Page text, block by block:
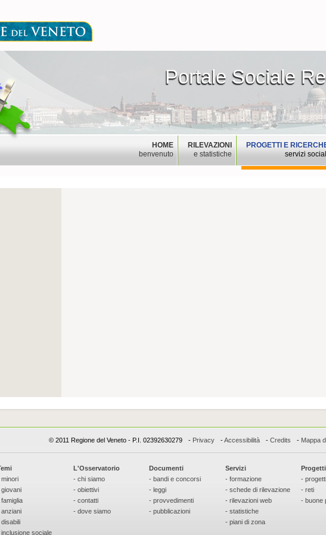
Portale Sociale
Portale Sociale
PROGETTI E
servizi
RILEVAZIONI
e statistiche
HOME
benvenuto
© 2011 Regione del Veneto - P.I. 02392630279 - Privacy -Accessibilità - Credits - Mappa
minori
giovani
famiglia
anziani
disabili
inclusione sociale
L'Osservatorio
- chi siamo
- obiettivi
- contatti
- dove siamo
Documenti
- bandi e concorsi
- leggi
- provvedimenti
- pubblicazioni
Servizi
- formazione
- schede di rilevazione
- rilevazioni web
- statistiche
- piani di zona
Progetti
- progetti
- reti
- buone